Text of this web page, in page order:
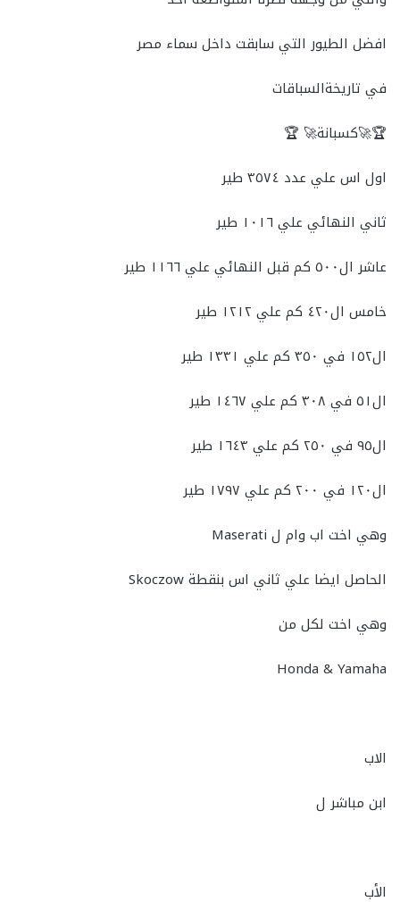
افضل الطيور التي سابقت داخل سماء مصر
في تاريخةالسباقات
🏆🚀كسبانة🚀 🏆
اول اس علي عدد ٣٥٧٤ طير
ثاني النهائي علي ١٠١٦ طير
عاشر ال٥٠٠ كم قبل النهائي علي ١١٦٦ طير
خامس ال٤٢٠ كم علي ١٢١٢ طير
ال١٥٢ في ٣٥٠ كم علي ١٣٣١ طير
ال٥١ في ٣٠٨ كم علي ١٤٦٧ طير
ال٩٥ في ٢٥٠ كم علي ١٦٤٣ طير
ال١٢٠ في ٢٠٠ كم علي ١٧٩٧ طير
وهي اخت اب وام ل Maserati
الحاصل ايضا علي ثاني اس بنقطة Skoczow
وهي اخت لكل من
Honda & Yamaha
الاب
ابن مباشر ل
الأب